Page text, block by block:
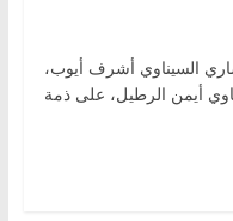
السيناوي أشرف أيوب،
أيمن الرطيل، على ذمة